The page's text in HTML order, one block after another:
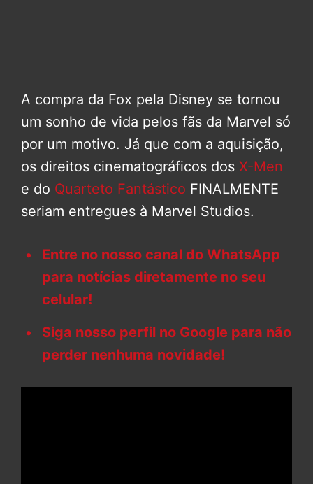
A compra da Fox pela Disney se tornou
um sonho de vida pelos fãs da Marvel só
por um motivo. Já que com a aquisição,
os direitos cinematográficos dos X-Men
e do Quarteto Fantástico FINALMENTE
seriam entregues à Marvel Studios.
Entre no nosso canal do WhatsApp
para notícias diretamente no seu
celular!
Siga nosso perfil no Google para não
perder nenhuma novidade!